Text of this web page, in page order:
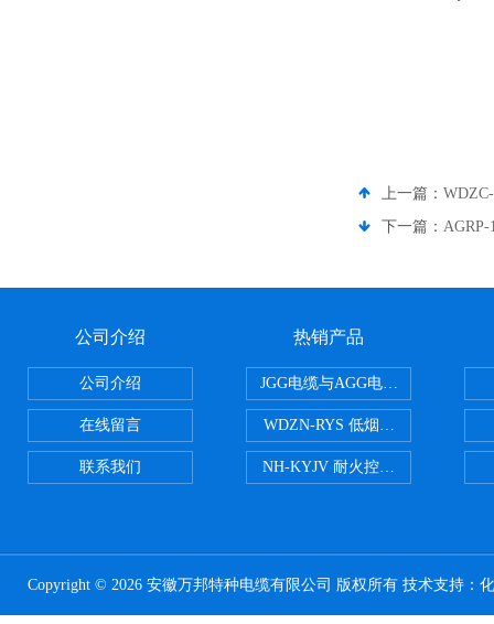
上一篇：
下一篇：
公司介绍
公司介绍
在线留言
联系我们
热销产品
JGG电缆与AGG电缆有什么区别
WDZN-RYS 低烟无卤耐火双绞线
NH-KYJV 耐火控制电缆
Copyright © 2026 安徽万邦特种电缆有限公司 版权所有 技术支持：